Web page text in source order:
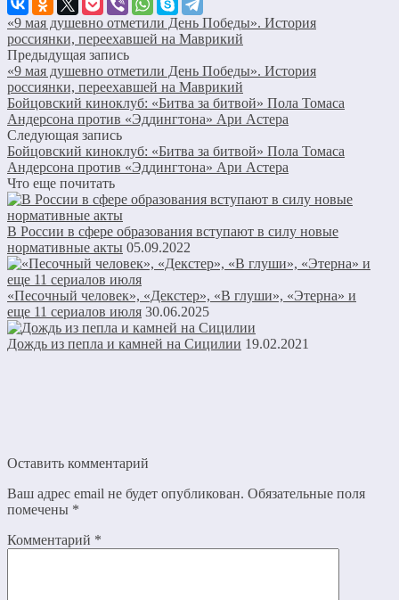
«9 мая душевно отметили День Победы». История
россиянки, переехавшей на Маврикий
Предыдущая запись
«9 мая душевно отметили День Победы». История
россиянки, переехавшей на Маврикий
Бойцовский киноклуб: «Битва за битвой» Пола Томаса
Андерсона против «Эддингтона» Ари Астера
Следующая запись
Бойцовский киноклуб: «Битва за битвой» Пола Томаса
Андерсона против «Эддингтона» Ари Астера
Что еще почитать
В России в сфере образования вступают в силу новые
нормативные акты 05.09.2022
«Песочный человек», «Декстер», «В глуши», «Этерна» и
еще 11 сериалов июля 30.06.2025
Дождь из пепла и камней на Сицилии 19.02.2021
Оставить комментарий
Ваш адрес email не будет опубликован. Обязательные поля
помечены *
Комментарий *